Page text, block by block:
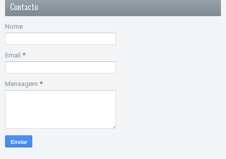
Contacto
Nome
Email *
Mensagem *